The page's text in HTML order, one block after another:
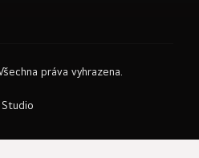
Všechna práva vyhrazena.